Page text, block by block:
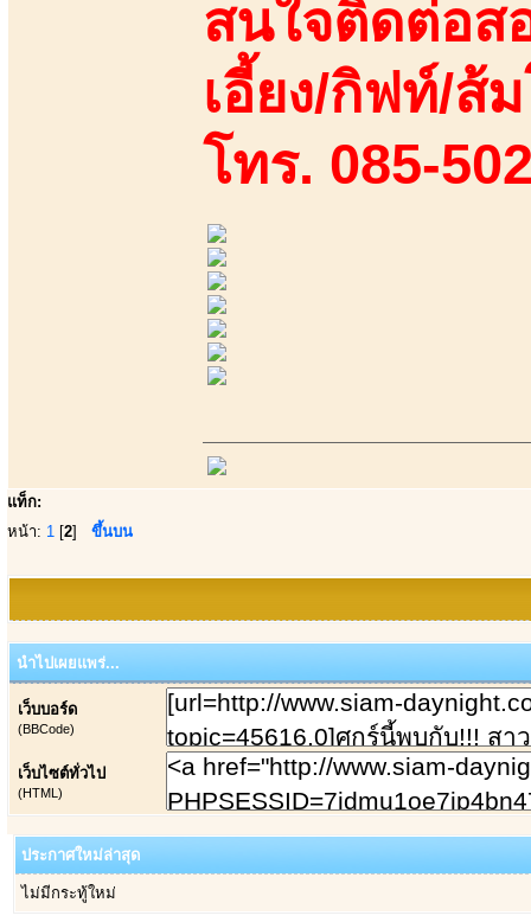
สนใจติดต่อส
เอี้ยง/กิฟท์/ส้
โทร. 085-
แท็ก:
หน้า: 1 [2] ขึ้นบน
นำไปเผยแพร่...
เว็บบอร์ด
(BBCode)
เว็บไซต์ทั่วไป
(HTML)
ประกาศใหม่ล่าสุด
ไม่มีกระทู้ใหม่